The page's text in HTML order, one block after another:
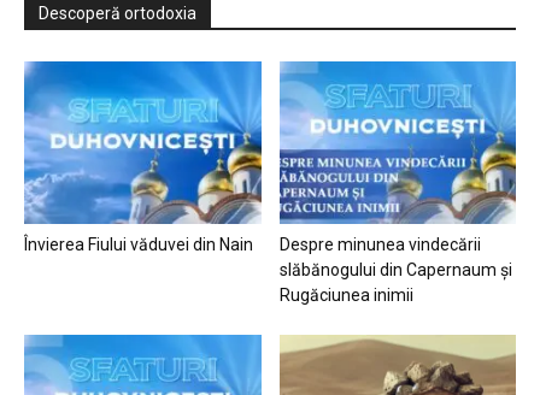
Descoperă ortodoxia
Învierea Fiului văduvei din Nain
Despre minunea vindecării
slăbănogului din Capernaum și
Rugăciunea inimii